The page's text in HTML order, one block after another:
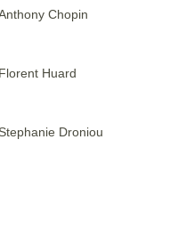
Chopin
Florent Huard
Stephanie Droniou